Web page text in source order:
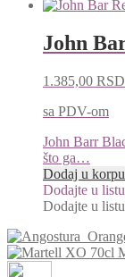
John
1.385,00 RSD
sa PDV-om
John Barr
što ga…
Dodaj u korpu
Dodajte u
Dodajte u